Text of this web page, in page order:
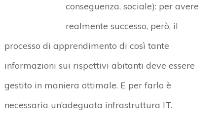
conseguenza, sociale): per avere
realmente successo, però, il
processo di apprendimento di così tante
informazioni sui rispettivi abitanti deve essere
gestito in maniera ottimale. E per farlo è
necessaria un’adeguata infrastruttura IT.